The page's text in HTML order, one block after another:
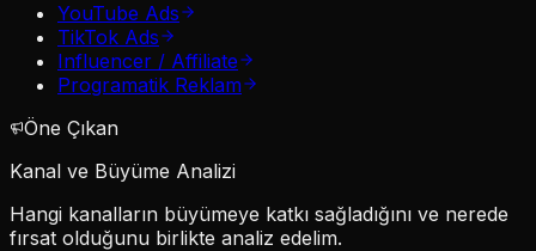
YouTube Ads
TikTok Ads
Influencer / Affiliate
Programatik Reklam
Öne Çıkan
Kanal ve Büyüme Analizi
Hangi kanalların büyümeye katkı sağladığını ve nerede
fırsat olduğunu birlikte analiz edelim.